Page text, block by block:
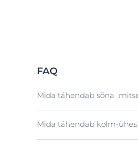
FAQ
Mida tähendab sõna
Mitsellid on pindaktiivsete
Mida tähendab kolm-